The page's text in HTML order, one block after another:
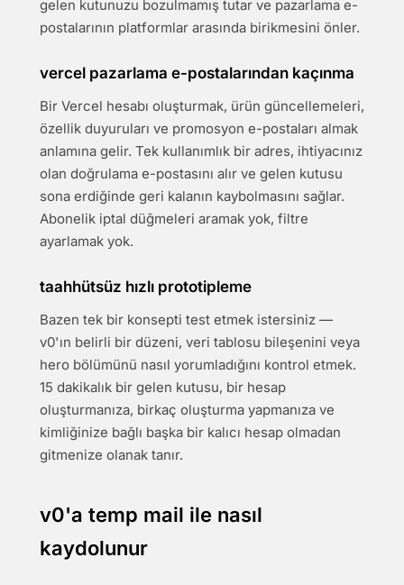
gelen kutunuzu bozulmamış tutar ve pazarlama e-
postalarının platformlar arasında birikmesini önler.
vercel pazarlama e-postalarından kaçınma
Bir Vercel hesabı oluşturmak, ürün güncellemeleri,
özellik duyuruları ve promosyon e-postaları almak
anlamına gelir. Tek kullanımlık bir adres, ihtiyacınız
olan doğrulama e-postasını alır ve gelen kutusu
sona erdiğinde geri kalanın kaybolmasını sağlar.
Abonelik iptal düğmeleri aramak yok, filtre
ayarlamak yok.
taahhütsüz hızlı prototipleme
Bazen tek bir konsepti test etmek istersiniz —
v0'ın belirli bir düzeni, veri tablosu bileşenini veya
hero bölümünü nasıl yorumladığını kontrol etmek.
15 dakikalık bir gelen kutusu, bir hesap
oluşturmanıza, birkaç oluşturma yapmanıza ve
kimliğinize bağlı başka bir kalıcı hesap olmadan
gitmenize olanak tanır.
v0'a temp mail ile nasıl
kaydolunur